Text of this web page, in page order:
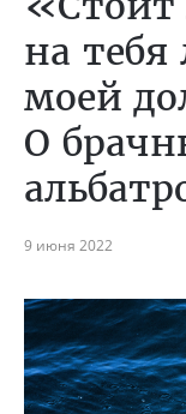
на
моей
О
9 июня 2022